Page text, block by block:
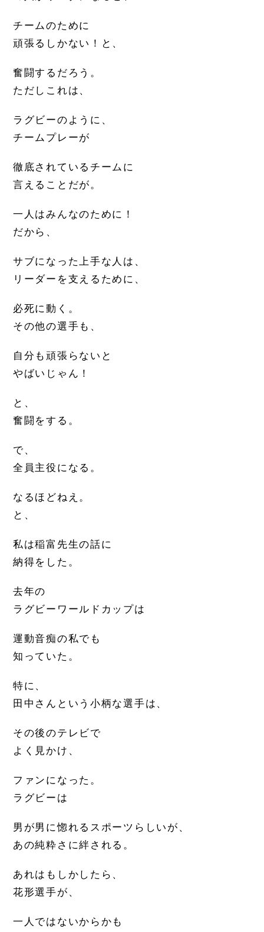
チームのために
頑張るしかない！と、
奮闘するだろう。
ただしこれは、
ラグビーのように、
チームプレーが
徹底されているチームに
言えることだが。
一人はみんなのために！
だから、
サブになった上手な人は、
リーダーを支えるために、
必死に動く。
その他の選手も、
自分も頑張らないと
やばいじゃん！
と、
奮闘をする。
で、
全員主役になる。
なるほどねえ。
と、
私は稲富先生の話に
納得をした。
去年の
ラグビーワールドカップは
運動音痴の私でも
知っていた。
特に、
田中さんという小柄な選手は、
その後のテレビで
よく見かけ、
ファンになった。
ラグビーは
男が男に惚れるスポーツらしいが、
あの純粋さに絆される。
あれはもしかしたら、
花形選手が、
一人ではないからかも